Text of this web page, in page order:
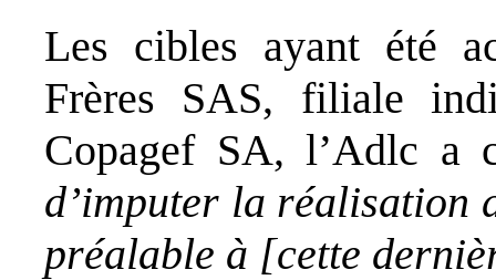
Les cibles ayant été
Frères SAS, filiale
Copagef SA, l’Adlc a
d’imputer la réalisation
préalable à [cette